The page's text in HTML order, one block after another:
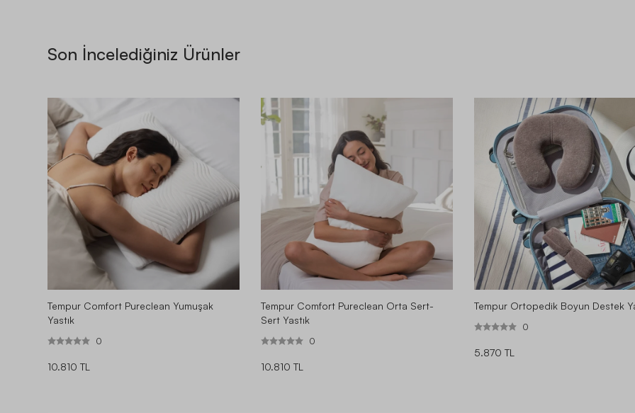
Son İncelediğiniz Ürünler
Tempur Comfort Pureclean Yumuşak
Yastık
0
10.810 TL
Tempur Comfort Pureclean Orta Sert-
Sert Yastık
0
10.810 TL
Tempur Ortopedik Boyun Destek
0
5.870 TL